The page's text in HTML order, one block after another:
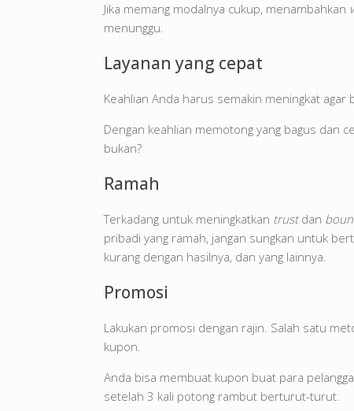
Jika memang modalnya cukup, menambahkan
menunggu.
Layanan yang cepat
Keahlian Anda harus semakin meningkat
Dengan keahlian memotong yang bagus dan
bukan?
Ramah
Terkadang untuk meningkatkan trustdan
pribadi yang ramah, jangan sungkan untuk
kurang dengan hasilnya, dan yang lainnya.
Promosi
Lakukan promosi dengan rajin. Salah satu
kupon.
Anda bisa membuat kupon buat para
setelah 3 kali potong rambut berturut-turut.